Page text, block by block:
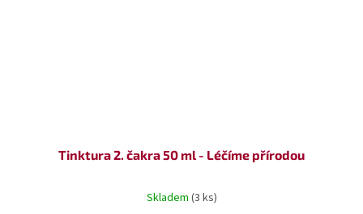
Tinktura 2. čakra 50 ml - Léčíme přírodou
Skladem (3 ks)